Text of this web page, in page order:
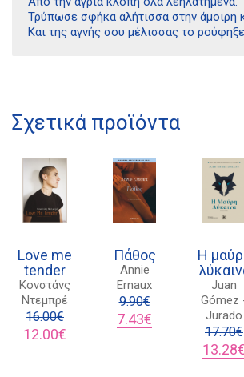
Τρύπωσε σφήκα αλήτισσα στην άμοιρη
Και της αγνής σου μέλισσας το
Σχετικά προϊόντα
Love me
tender
Κονστάνς
Ντεμπρέ
16.00€
Original
price
12.00€
τρέχουσα
Πάθος
Annie
Ernaux
9.90€
Original
price
7.43€
τρέχουσα
Η
Juan
Gómez
Jurado
17.70€
Original
price
13.28€
Διδότου 34, Αθήνα 106
kombrai.bs@gmail.com
Πολιτική προστασίας
Πολιτική επιστροφών
Όροι χρήσης
Αποστολές